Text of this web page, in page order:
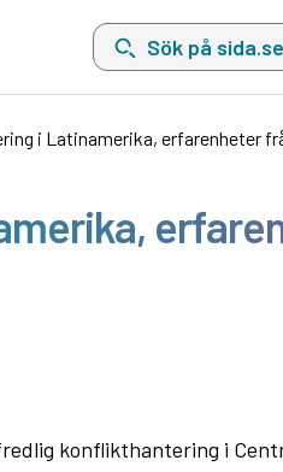
Sök på sida.se,
i Latinamerika, erfarenheter
konflikthantering i